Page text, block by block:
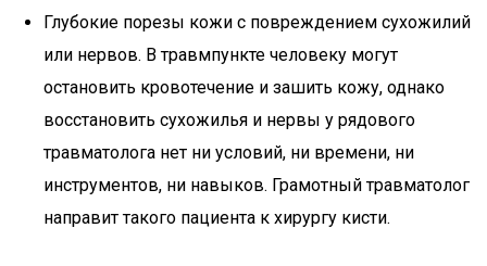
Глубокие порезы кожи с повреждением сухожилий
или нервов. В травмпункте человеку могут
остановить кровотечение и зашить кожу, однако
восстановить сухожилья и нервы у рядового
травматолога нет ни условий, ни времени, ни
инструментов, ни навыков. Грамотный травматолог
направит такого пациента к хирургу кисти.